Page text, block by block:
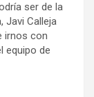
ser de la
Javi Calleja
irnos con
equipo de